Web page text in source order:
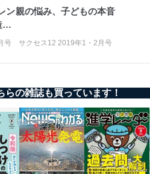
持します。
の個人情報保護マネジメントシ
ービス 個人情報問い合わせ
ン
超
号
親の悩み、子どもの本音
サクセス12 2019年1・2月号
らの雑誌も買っています！